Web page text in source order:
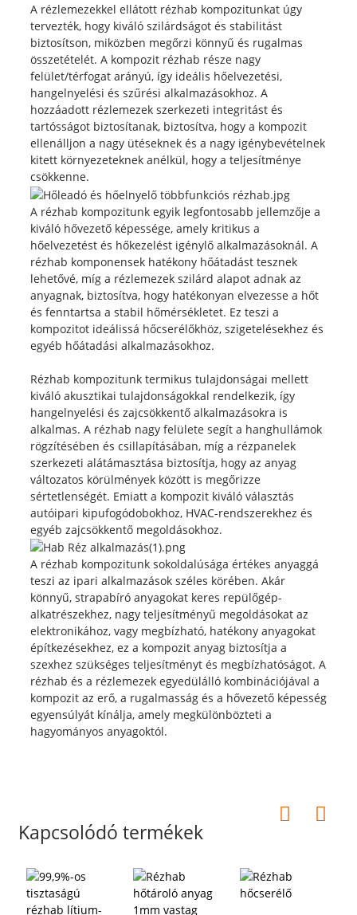
A rézlemezekkel ellátott rézhab kompozitunkat úgy
tervezték, hogy kiváló szilárdságot és stabilitást
biztosítson, miközben megőrzi könnyű és rugalmas
összetételét. A kompozit rézhab része nagy
felület/térfogat arányú, így ideális hőelvezetési,
hangelnyelési és szűrési alkalmazásokhoz. A
hozzáadott rézlemezek szerkezeti integritást és
tartósságot biztosítanak, biztosítva, hogy a kompozit
ellenálljon a nagy ütéseknek és a nagy igénybevételnek
kitett környezeteknek anélkül, hogy a teljesítménye
csökkenne.
A rézhab kompozitunk egyik legfontosabb jellemzője a
kiváló hővezető képessége, amely kritikus a
hőelvezetést és hőkezelést igénylő alkalmazásoknál. A
rézhab komponensek hatékony hőátadást tesznek
lehetővé, míg a rézlemezek szilárd alapot adnak az
anyagnak, biztosítva, hogy hatékonyan elvezesse a hőt
és fenntartsa a stabil hőmérsékletet. Ez teszi a
kompozitot ideálissá hőcserélőkhöz, szigetelésekhez és
egyéb hőátadási alkalmazásokhoz.
Rézhab kompozitunk termikus tulajdonságai mellett
kiváló akusztikai tulajdonságokkal rendelkezik, így
hangelnyelési és zajcsökkentő alkalmazásokra is
alkalmas. A rézhab nagy felülete segít a hanghullámok
rögzítésében és csillapításában, míg a rézpanelek
szerkezeti alátámasztása biztosítja, hogy az anyag
változatos körülmények között is megőrizze
sértetlenségét. Emiatt a kompozit kiváló választás
autóipari kipufogódobokhoz, HVAC-rendszerekhez és
egyéb zajcsökkentő megoldásokhoz.
A rézhab kompozitunk sokoldalúsága értékes anyaggá
teszi az ipari alkalmazások széles körében. Akár
könnyű, strapabíró anyagokat keres repülőgép-
alkatrészekhez, nagy teljesítményű megoldásokat az
elektronikához, vagy megbízható, hatékony anyagokat
építkezésekhez, ez a kompozit anyag biztosítja a
szexhez szükséges teljesítményt és megbízhatóságot. A
rézhab és a rézlemezek egyedülálló kombinációjával a
kompozit az erő, a rugalmasság és a hővezető képesség
egyensúlyát kínálja, amely megkülönbözteti a
hagyományos anyagoktól.
Kapcsolódó termékek